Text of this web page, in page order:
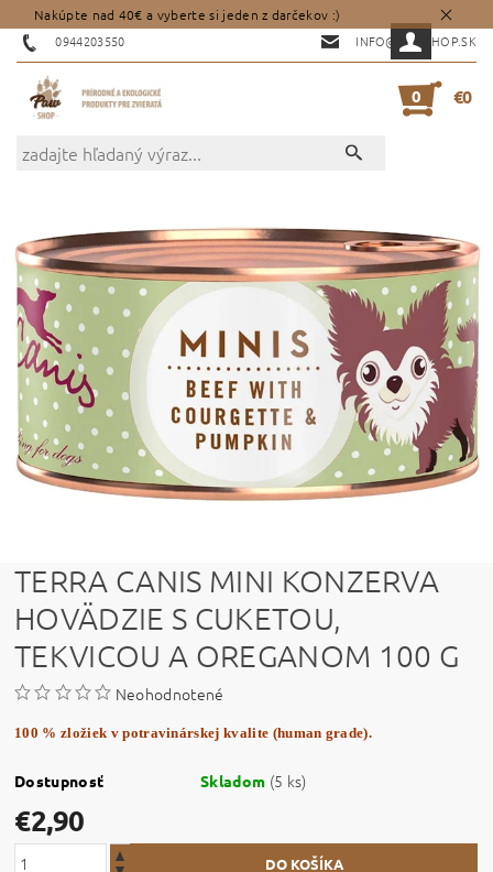
Nakúpte nad 40€ a vyberte si jeden z darčekov :)
0944203550
INFO@PAWSHOP.SK
0 €0
TERRA CANIS MINI KONZERVA
HOVÄDZIE S CUKETOU,
TEKVICOU A OREGANOM 100 G
Neohodnotené
100 % zložiek v potravinárskej kvalite (human grade).
Dostupnosť Skladom (5 ks)
€2,90